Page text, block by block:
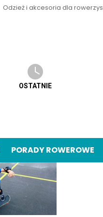
Odzież i akcesoria dla
OSTATNIE
PORADY ROWEROWE